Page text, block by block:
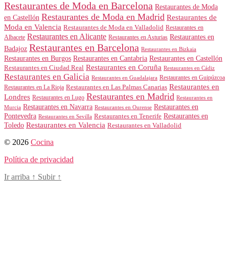
Restaurantes de Moda en Barcelona Restaurantes de Moda
en Castellón Restaurantes de Moda en Madrid Restaurantes de
Moda en Valencia Restaurantes de Moda en Valladolid Restaurantes en
Albacete Restaurantes en Alicante Restaurantes en Asturias Restaurantes en
Badajoz Restaurantes en Barcelona Restaurantes en Bizkaia
Restaurantes en Burgos Restaurantes en Cantabria Restaurantes en Castellón
Restaurantes en Ciudad Real Restaurantes en Coruña Restaurantes en Cádiz
Restaurantes en Galicia Restaurantes en Guadalajara Restaurantes en Guipúzcoa
Restaurantes en La Rioja Restaurantes en Las Palmas Canarias Restaurantes en
Londres Restaurantes en Lugo Restaurantes en Madrid Restaurantes en
Murcia Restaurantes en Navarra Restaurantes en Ourense Restaurantes en
Pontevedra Restaurantes en Sevilla Restaurantes en Tenerife Restaurantes en
Toledo Restaurantes en Valencia Restaurantes en Valladolid
© 2026 Cocina
Política de privacidad
Ir arriba ↑ Subir ↑